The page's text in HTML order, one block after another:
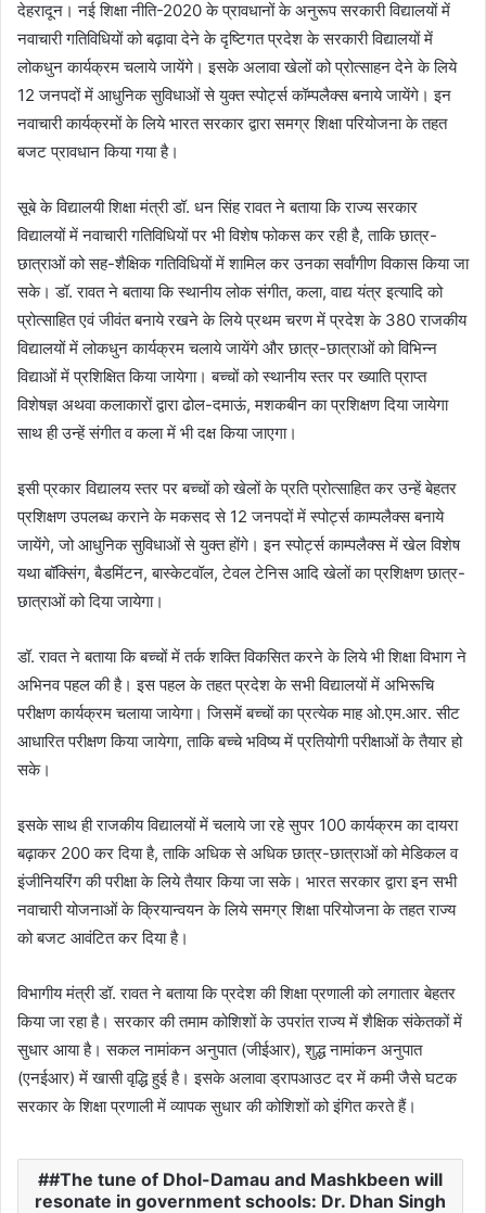
n
d
a
n
e
m
देहरादून। नई शिक्षा नीति-2020 के प्रावधानों के अनुरूप सरकारी विद्यालयों में
नवाचारी गतिविधियों को बढ़ावा देने के दृष्टिगत प्रदेश के सरकारी विद्यालयों में
लोकधुन कार्यक्रम चलाये जायेंगे। इसके अलावा खेलों को प्रोत्साहन देने के लिये
12 जनपदों में आधुनिक सुविधाओं से युक्त स्पोर्ट्स कॉम्पलैक्स बनाये जायेंगे। इन
नवाचारी कार्यक्रमों के लिये भारत सरकार द्वारा समग्र शिक्षा परियोजना के तहत
बजट प्रावधान किया गया है।
सूबे के विद्यालयी शिक्षा मंत्री डॉ. धन सिंह रावत ने बताया कि राज्य सरकार
विद्यालयों में नवाचारी गतिविधियों पर भी विशेष फोकस कर रही है, ताकि छात्र-
छात्राओं को सह-शैक्षिक गतिविधियों में शामिल कर उनका सर्वांगीण विकास किया जा
सके। डॉ. रावत ने बताया कि स्थानीय लोक संगीत, कला, वाद्य यंत्र इत्यादि को
प्रोत्साहित एवं जीवंत बनाये रखने के लिये प्रथम चरण में प्रदेश के 380 राजकीय
विद्यालयों में लोकधुन कार्यक्रम चलाये जायेंगे और छात्र-छात्राओं को विभिन्न
विद्याओं में प्रशिक्षित किया जायेगा। बच्चों को स्थानीय स्तर पर ख्याति प्राप्त
विशेषज्ञ अथवा कलाकारों द्वारा ढोल-दमाऊं, मशकबीन का प्रशिक्षण दिया जायेगा
साथ ही उन्हें संगीत व कला में भी दक्ष किया जाएगा।
इसी प्रकार विद्यालय स्तर पर बच्चों को खेलों के प्रति प्रोत्साहित कर उन्हें बेहतर
प्रशिक्षण उपलब्ध कराने के मकसद से 12 जनपदों में स्पोर्ट्स काम्पलैक्स बनाये
जायेंगे, जो आधुनिक सुविधाओं से युक्त होंगे। इन स्पोर्ट्स काम्पलैक्स में खेल विशेष
यथा बॉक्सिंग, बैडमिंटन, बास्केटवॉल, टेवल टेनिस आदि खेलों का प्रशिक्षण छात्र-
छात्राओं को दिया जायेगा।
डॉ. रावत ने बताया कि बच्चों में तर्क शक्ति विकसित करने के लिये भी शिक्षा विभाग ने
अभिनव पहल की है। इस पहल के तहत प्रदेश के सभी विद्यालयों में अभिरूचि
परीक्षण कार्यक्रम चलाया जायेगा। जिसमें बच्चों का प्रत्येक माह ओ.एम.आर. सीट
आधारित परीक्षण किया जायेगा, ताकि बच्चे भविष्य में प्रतियोगी परीक्षाओं के तैयार हो
सके।
इसके साथ ही राजकीय विद्यालयों में चलाये जा रहे सुपर 100 कार्यक्रम का दायरा
बढ़ाकर 200 कर दिया है, ताकि अधिक से अधिक छात्र-छात्राओं को मेडिकल व
इंजीनियरिंग की परीक्षा के लिये तैयार किया जा सके। भारत सरकार द्वारा इन सभी
नवाचारी योजनाओं के क्रियान्वयन के लिये समग्र शिक्षा परियोजना के तहत राज्य
को बजट आवंटित कर दिया है।
विभागीय मंत्री डॉ. रावत ने बताया कि प्रदेश की शिक्षा प्रणाली को लगातार बेहतर
किया जा रहा है। सरकार की तमाम कोशिशों के उपरांत राज्य में शैक्षिक संकेतकों में
सुधार आया है। सकल नामांकन अनुपात (जीईआर), शुद्ध नामांकन अनुपात
(एनईआर) में खासी वृद्धि हुई है। इसके अलावा ड्रापआउट दर में कमी जैसे घटक
सरकार के शिक्षा प्रणाली में व्यापक सुधार की कोशिशों को इंगित करते हैं।
#The tune of Dhol-Damau and Mashkbeen will
resonate in government schools: Dr. Dhan Singh